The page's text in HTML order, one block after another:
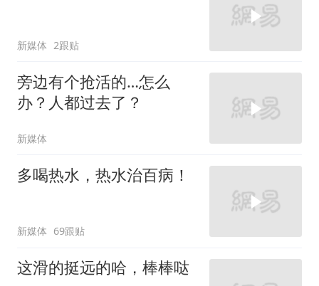
新媒体 2跟贴
旁边有个抢活的…怎么
办？人都过去了？
新媒体
多喝热水，热水治百病！
新媒体 69跟贴
这滑的挺远的哈，棒棒哒